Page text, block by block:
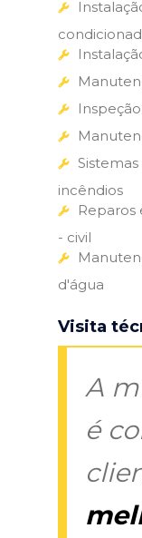
incêndios
Reparos
- civil
d'água
Visita
A
é